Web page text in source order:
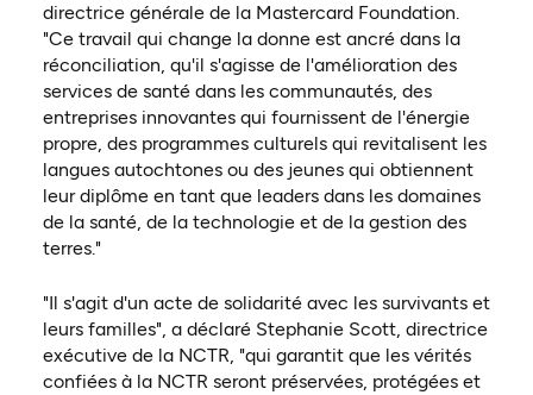
directrice générale de la Mastercard Foundation.
"Ce travail qui change la donne est ancré dans la
réconciliation, qu'il s'agisse de l'amélioration des
services de santé dans les communautés, des
entreprises innovantes qui fournissent de l'énergie
propre, des programmes culturels qui revitalisent les
langues autochtones ou des jeunes qui obtiennent
leur diplôme en tant que leaders dans les domaines
de la santé, de la technologie et de la gestion des
terres."
"Il s'agit d'un acte de solidarité avec les survivants et
leurs familles", a déclaré Stephanie Scott, directrice
exécutive de la NCTR, "qui garantit que les vérités
confiées à la NCTR seront préservées, protégées et